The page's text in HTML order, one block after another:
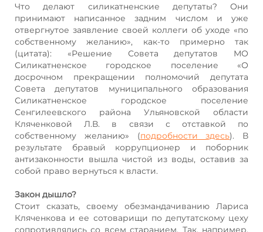
Что делают силикатненские депутаты? Они
принимают написанное задним числом и уже
отвергнутое заявление своей коллеги об уходе «по
собственному желанию», как-то примерно так
(цитата): «Решение Совета депутатов МО
Силикатненское городское поселение «О
досрочном прекращении полномочий депутата
Совета депутатов муниципального образования
Силикатненское городское поселение
Сенгилеевского района Ульяновской области
Кляченковой Л.В. в связи с отставкой по
собственному желанию» (подробности здесь). В
результате бравый коррупционер и поборник
антизаконности вышла чистой из воды, оставив за
собой право вернуться к власти.
Закон дышло?
Стоит сказать, своему обезмандачиванию Лариса
Кляченкова и ее сотоварищи по депутатскому цеху
сопротивлялись со всем старанием. Так, например,